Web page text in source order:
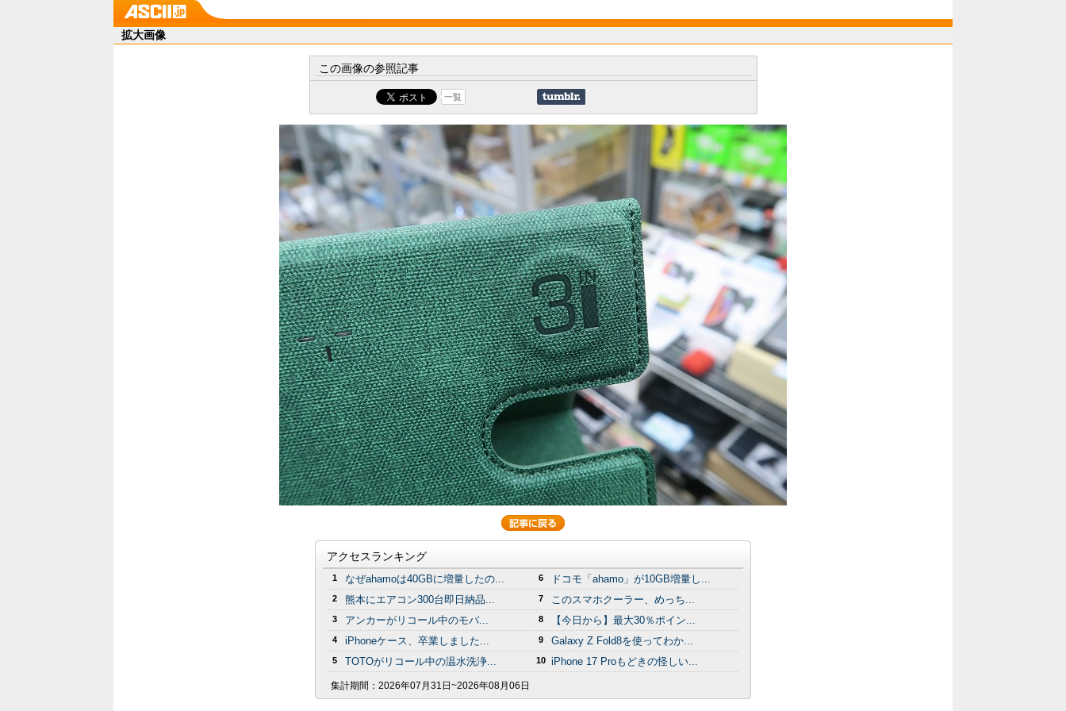
拡大画像
この画像の参照記事
一覧
アクセスランキング
1 なぜahamoは40GBに増量したの...
2 熊本にエアコン300台即日納品...
3 アンカーがリコール中のモバ...
4 iPhoneケース、卒業しました...
5 TOTOがリコール中の温水洗浄...
6 ドコモ「ahamo」が10GB増量し...
7 このスマホクーラー、めっち...
8 【今日から】最大30％ポイン...
9 Galaxy Z Fold8を使ってわか...
10 iPhone 17 Proもどきの怪しい...
集計期間： 2026年07月31日~2026年08月06日